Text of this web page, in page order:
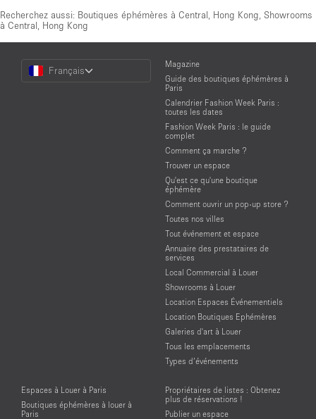
Recherchez aussi: Boutiques éphémères à Central, Hong Kong Showrooms
à Central, Hong Kong
Choose
Language
Français
Magazine
Guide des boutiques éphémères à
Paris
Calendrier Fashion Week Paris :
toutes les dates
Fashion Week Paris : le guide
complet
Comment ça marche ?
Trouver un espace
Qu'est ce qu'une boutique
éphémère
Comment ouvrir un pop-up store ?
Toutes nos villes
Tout événement et espace
Annuaire des prestataires de
services
Local Commercial à Louer
Showrooms à Louer
Location Espaces Événementiels
Location Boutiques Ephémères
Galeries d'art à Louer
Tous les emplacements
Types d’événements
Espaces à Louer à Paris
Boutiques éphémères à louer à
Paris
Propriétaires de listes : Obtenez
plus de réservations !
Publier un espace